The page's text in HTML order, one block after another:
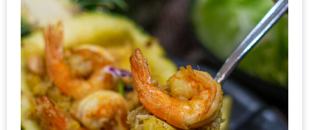
ส่วนลด
ร้าน
อาหาร
ใน
เชียงใหม่